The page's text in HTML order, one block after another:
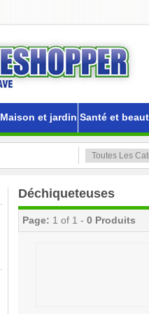
Maison et jardin Santé et
Déchiqueteuses
Page: 1 of 1 - 0 Produits